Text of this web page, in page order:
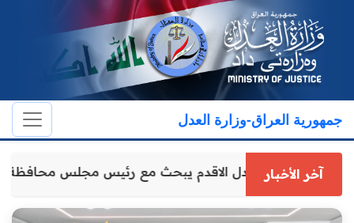
جمهورية العراق-وزارة العدل
آخر الأخبار
وكيل وزارة العدل الاقدم يبحث مع رئيس مجلس محافظة